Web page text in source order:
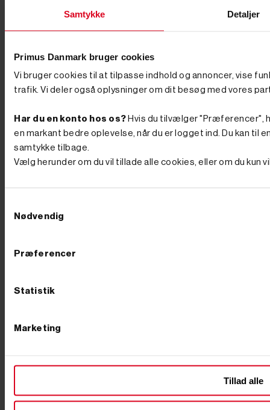
Samtykke Detaljer
Primus Danmark bruger cookies
Vi bruger cookies til at tilpasse indhold og annoncer, vise
trafik. Vi deler også oplysninger om dit besøg med vores
Har du en konto hos os? Hvis du tilvælger "Præferencer",
en markant bedre oplevelse, når du er logget ind. Du kan
samtykke tilbage.
Vælg herunder om du vil tillade alle cookies, eller om du kun
Nødvendig
Præferencer
Statistik
Marketing
Tillad alle
nødstrøm til huset? Ja. Med en ATS boks mellem
elnettet og generatoren starter maskinen automatisk ved
En lydsvag dieselmodel på 5.200 watt eller mere er et
solidt udgangspunkt for en almindelig husstand.
Minigraver Minigraver til hver opgave – fra baghaven
til byggepladsen En god minigraver gør det tunge
gravearbejde til en overkommelig opgave – uanset om
fundament eller løse opgaver på pladsen hver eneste
dag. Hos Primus Danmark har vi solgt minigravere til
både private og erhverv siden 2002, og vi hjælper dig
med at finde en maskine, der passer til opgaven og
ikke koster mere, end den skal. Her får du overblik
opgaven: Hvor meget skal du grave, hvor god er
kraftigere model tager de store ryk på byggepladsen.
på, hvilken maskine du skal bruge. Benzin, diesel eller
Dieseldrevne modeller er arbejdshesten til lange dage
og tunge opgaver – driftssikre og med masser af
områder, er elektriske modeller på batteri svaret: fuld
kraft uden udstødning og med markant lavere støj. Og
har du brug for en enkel, fleksibel løsning til de mindre
opgaver, finder du også benzindrevne modeller. Kort